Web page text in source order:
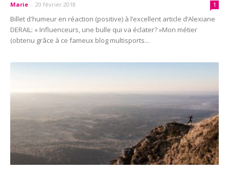
Marie - 20 février 2018 1
Billet d'humeur en réaction (positive) à l’excellent article d’Alexiane
DERAIL: « Influenceurs, une bulle qui va éclater? »Mon métier
(obtenu grâce à ce fameux blog multisports...